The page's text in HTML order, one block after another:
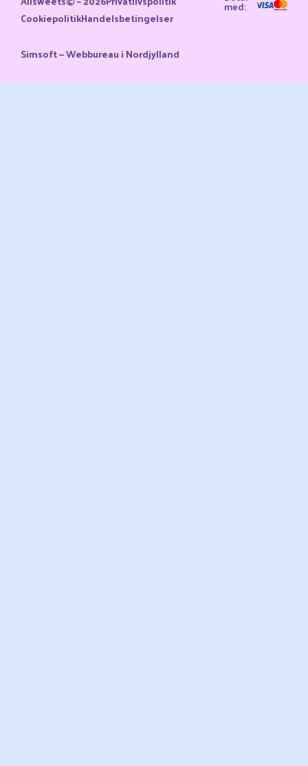
CookiepolitikHandelsbetingelser
med:
Simsoft — Webbureau i Nordjylland